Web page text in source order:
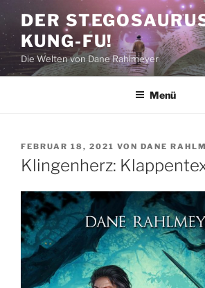
Zum
Inhalt
springen
DER
KUNG-FU!
Die Welten von Dane Rahlmeyer
Menü
VERÖFFENTLICHT
AM
FEBRUAR 18, 2021 VON DANE
Klingenherz: